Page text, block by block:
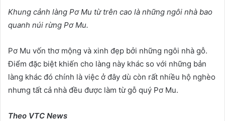
Khung cảnh làng Pơ Mu từ trên cao là những ngôi nhà bao
quanh núi rừng Pơ Mu.
Pơ Mu vốn thơ mộng và xinh đẹp bởi những ngôi nhà gỗ.
Điểm đặc biệt khiến cho làng này khác so với những bản
làng khác đó chính là việc ở đây dù còn rất nhiều hộ nghèo
nhưng tất cả nhà đều được làm từ gỗ quý Pơ Mu.
Theo VTC News